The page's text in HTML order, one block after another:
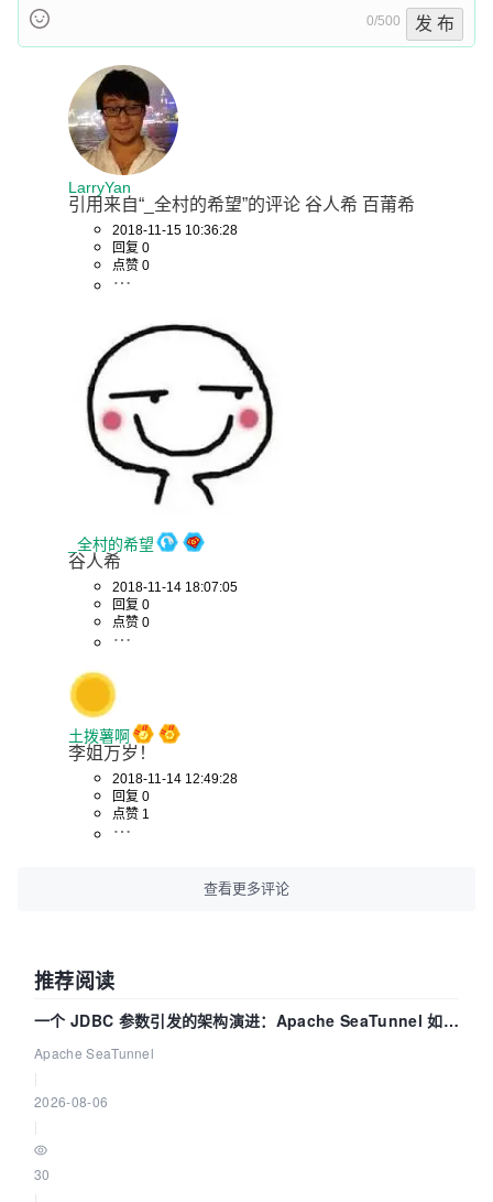
0/500 发 布
LarryYan
引用来自“_全村的希望”的评论 谷人希 百莆希
2018-11-15 10:36:28
回复 0
点赞 0
_全村的希望
谷人希
2018-11-14 18:07:05
回复 0
点赞 0
土拨薯啊
李姐万岁！
2018-11-14 12:49:28
回复 0
点赞 1
查看更多评论
推荐阅读
一个 JDBC 参数引发的架构演进：Apache SeaTunnel 如何
解决数据同步中的“定时 Flush”难题
Apache SeaTunnel
2026-08-06
30